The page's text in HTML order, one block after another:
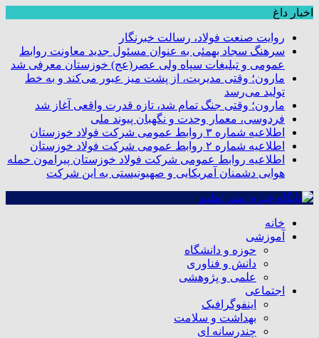
اخبار داغ
روایت صنعت فولاد،‌ رسالت خبرنگار
سرهنگ سجاد بهمئی به عنوان مسئول جدید معاونت روابط
عمومی و تبلیغات سپاه ولی عصر(عج) خوزستان معرفی شد
مارون؛ وقتی مدیریت، از پشت میز عبور می‌کند و به خط
تولید می‌رسد
مارون؛ وقتی جنگ تمام شد، تازه قدرت واقعی آغاز شد
فردوسی، معمار وحدت و نگهبان پیوند ملی
اطلاعیه شماره ۳ روابط عمومی شرکت فولاد خوزستان
اطلاعیه شماره ۲ روابط عمومی شرکت فولاد خوزستان
اطلاعیه روابط عمومی شرکت فولاد خوزستان پیرامون حمله
هوایی دشمنان آمریکایی و صهیونیستی به این شرکت
خانه
آموزشی
حوزه و دانشگاه
دانش و فناوری
علمی و پژوهشی
اجتماعی
اینفوگرافیک
بهداشت و سلامت
چندرسانه ای